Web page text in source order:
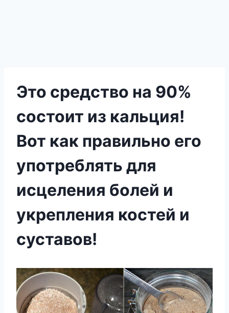
Это средство на 90%
состоит из кальция!
Вот как правильно его
употреблять для
исцеления болей и
укрепления костей и
суставов!